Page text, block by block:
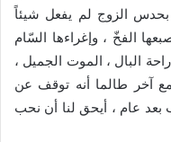
بحدس الزوج لم يفعل شيئاً
الفخّ ، وإغراءها السّام
البال ، الموت الجميل ،
آخر طالما أنه توقف عن
بعد عام ، أيحق لنا أن نحب